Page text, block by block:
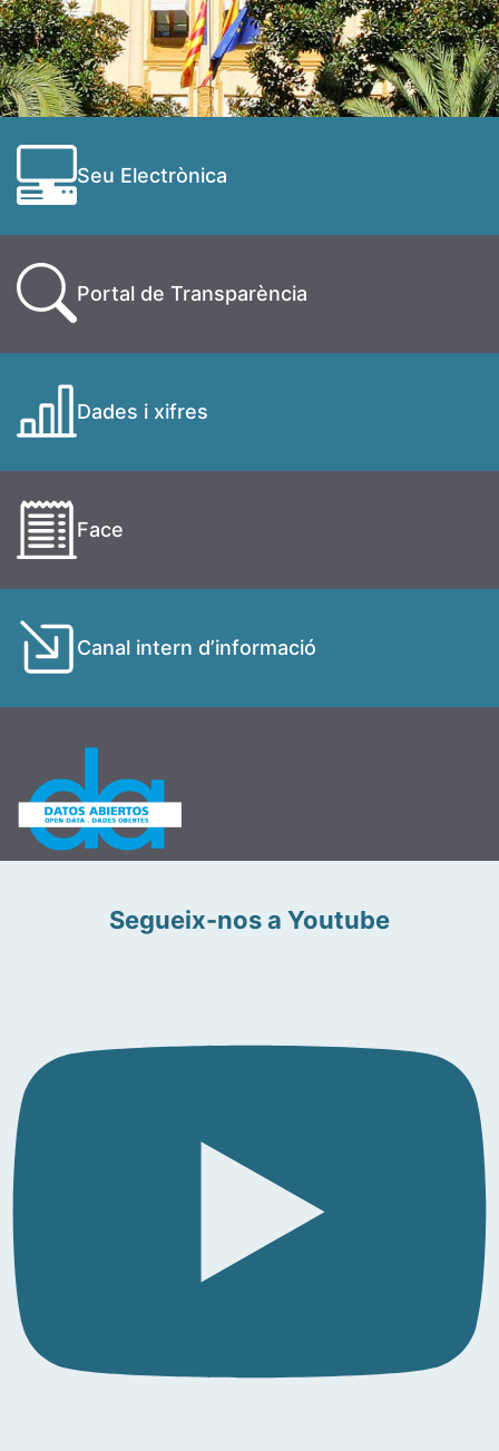
Seu Electrònica
Portal de Transparència
Dades i xifres
Face
Canal intern d’informació
Segueix-nos a Youtube